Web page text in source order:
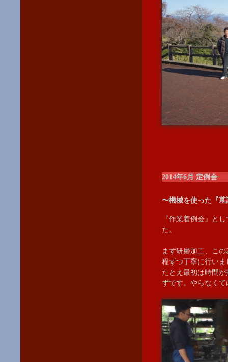
2014年6月 定例会
〜機械を使った『
『作業着例会』と
た。
まず研磨加工、こ
程ずつ丁寧に行いま
たとえ最初は時間
ずです。やらなく